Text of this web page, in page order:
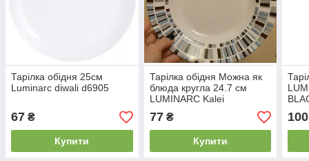
Тарілка обідня 25см
Luminarc diwali d6905
67 ₴
Купити
Тарілка обідня Можна як
блюда кругла 24.7 см
LUMINARC Kalei
77₴
Купити
100